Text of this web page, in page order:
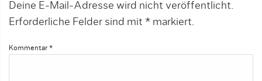
Deine E-Mail-Adresse wird nicht veröffentlicht.
Erforderliche Felder sind mit * markiert.
Kommentar *